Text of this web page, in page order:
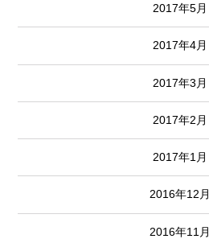
2017年5月
2017年4月
2017年3月
2017年2月
2017年1月
2016年12月
2016年11月